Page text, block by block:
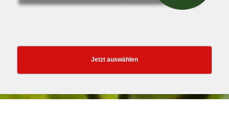
Jetzt auswählen